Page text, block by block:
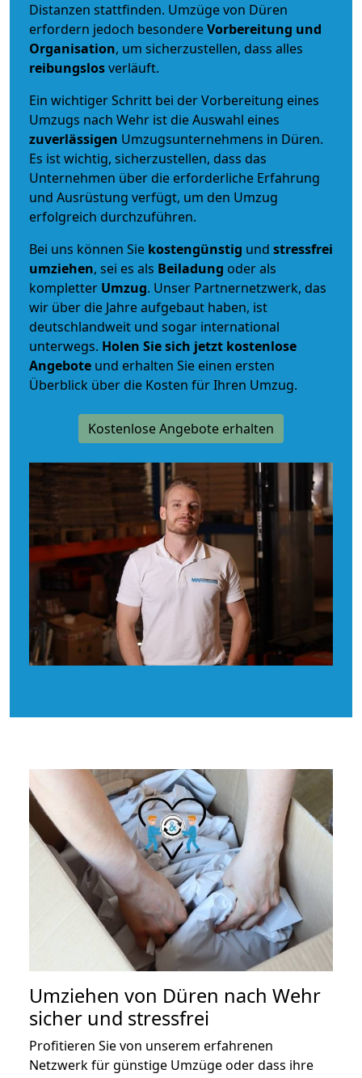
Distanzen stattfinden. Umzüge von Düren
erfordern jedoch besondereVorbereitung und
Organisation, um sicherzustellen, dass alles
reibungslosverläuft.
Ein wichtiger Schritt bei der Vorbereitung eines
Umzugs nach Wehr ist die Auswahl eines
zuverlässigen Umzugsunternehmens in Düren.
Es ist wichtig, sicherzustellen, dass das
Unternehmen über die erforderliche Erfahrung
und Ausrüstung verfügt, um den Umzug
erfolgreich durchzuführen.
Bei uns können Sie kostengünstig und stressfrei
umziehen, sei es als Beiladung oder als
kompletter Umzug. Unser Partnernetzwerk, das
wir über die Jahre aufgebaut haben, ist
deutschlandweit und sogar international
unterwegs. Holen Sie sich jetzt kostenlose
Angebote und erhalten Sie einen ersten
Überblick über die Kosten für Ihren Umzug.
Kostenlose Angebote erhalten
Umziehen von Düren nach Wehr
sicher und stressfrei
Profitieren Sie von unserem erfahrenen
Netzwerk für günstige Umzüge oder dass ihre